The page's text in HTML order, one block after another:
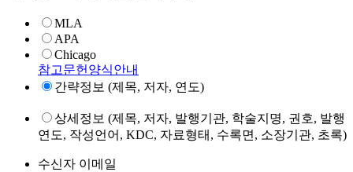
MLA
APA
Chicago
참고문헌양식안내
간략정보 (제목, 저자, 연도)
상세정보 (제목, 저자, 발행기관, 학술지명, 권호, 발행
연도, 작성언어, KDC, 자료형태, 수록면, 소장기관, 초록)
수신자 이메일